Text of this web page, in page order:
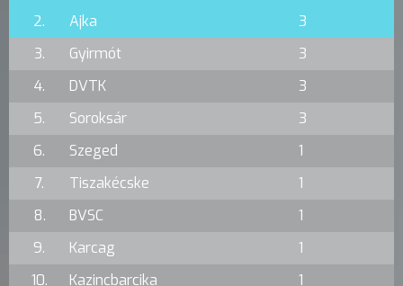
2.
Ajka
3
3.
Gyirmót
3
4.
DVTK
3
5.
Soroksár
3
6.
Szeged
1
7.
Tiszakécske
1
8.
BVSC
1
9.
Karcag
1
10.
Kazincbarcika 1